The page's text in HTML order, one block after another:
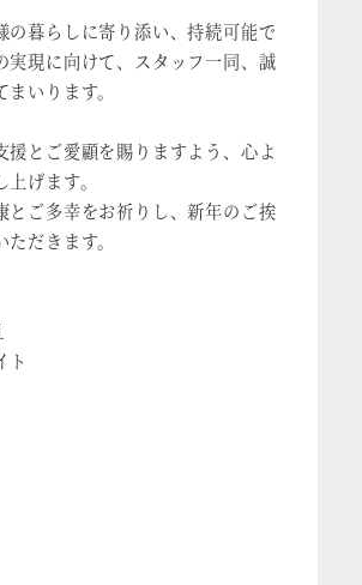
の暮らしに寄り添い、持続可能で
実現に向けて、スタッフ一同、誠
いります。
援とご愛顧を賜りますよう、心よ
上げます。
とご多幸をお祈りし、新年のご挨
だきます。
ト